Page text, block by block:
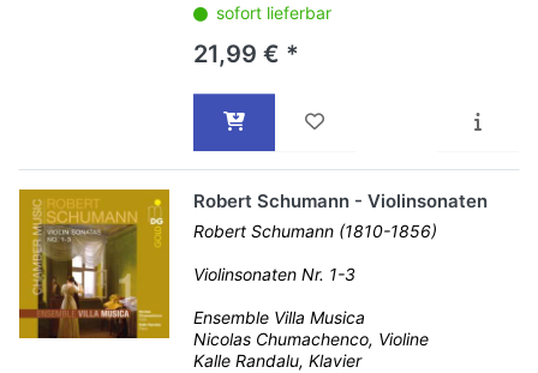
sofort lieferbar
21,99 € *
Robert Schumann - Violinsonaten
Robert Schumann (1810-1856)
Violinsonaten Nr. 1-3
Ensemble Villa Musica
Nicolas Chumachenco, Violine
Kalle Randalu, Klavier